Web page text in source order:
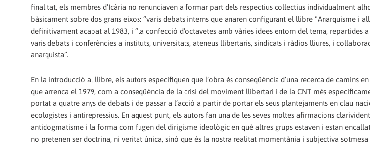
finalitat, els membres d’Icària no renunciaven a formar part dels respectius col·lectius individualment
bàsicament sobre dos grans eixos: “varis debats interns que anaren configurant el llibre "Anarquisme i
definitivament acabat al 1983, i “la confecció d’octavetes amb vàries idees entorn del tema, repartides
varis debats i conferències a instituts, universitats, ateneus llibertaris, sindicats i ràdios lliures, i
anarquista”.
En la introducció al llibre, els autors especifiquen que l’obra és conseqüència d’una recerca de camins
que arrenca el 1979, com a conseqüència de la crisi del moviment llibertari i de la CNT més
portat a quatre anys de debats i de passar a l’acció a partir de portar els seus plantejaments en clau
ecologistes i antirepressius. En aquest punt, els autors fan una de les seves moltes afirmacions
antidogmatisme i la forma com fugen del dirigisme ideològic en què altres grups estaven i estan
no pretenen ser doctrina, ni veritat única, sinó que és la nostra realitat momentània i subjectiva sotmesa